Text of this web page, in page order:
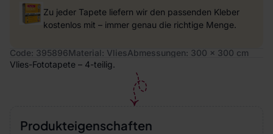
Zu jeder Tapete liefern wir den passenden Kleber
kostenlos mit – immer genau die richtige Menge.
Code: 395896Material: VliesAbmessungen: 300 x 300 cm
Vlies-Fototapete – 4-teilig.
Produkteigenschaften